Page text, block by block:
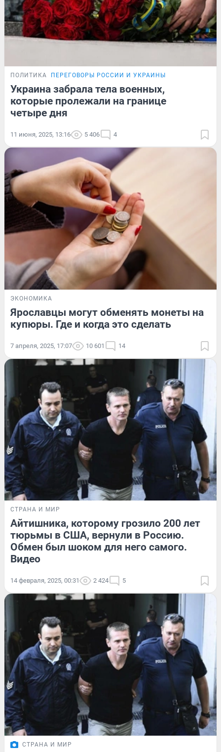
ПОЛИТИКА ПЕРЕГОВОРЫ РОССИИ И УКРАИНЫ
Украина забрала тела военных,
которые пролежали на границе
четыре дня
11 июня, 2025, 13:16 5 406 4
ЭКОНОМИКА
Ярославцы могут обменять монеты на
купюры. Где и когда это сделать
7 апреля, 2025, 17:07 10 601 14
СТРАНА И МИР
Айтишника, которому грозило 200 лет
тюрьмы в США, вернули в Россию.
Обмен был шоком для него самого.
Видео
14 февраля, 2025, 00:31 2 424 5
СТРАНА И МИР